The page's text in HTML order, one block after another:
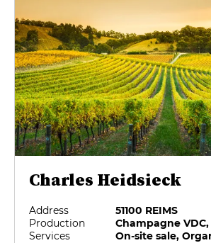
Charles Heidsieck
Address
51100 REIMS
Production
Champagne VDC,
Services
On-site sale,